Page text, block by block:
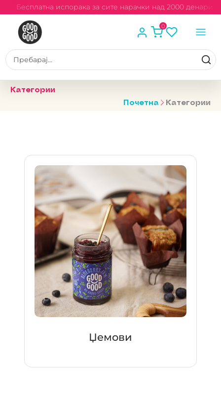
Бесплатна испорака за сите нарачки над 2000 денари
0
Категории
Почетна
Категории
Џемoви